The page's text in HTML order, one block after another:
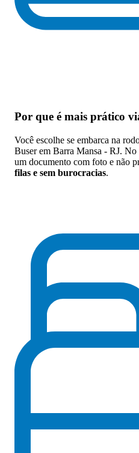
Por que é mais prático
Você escolhe se embarca na
Buser em Barra Mansa - RJ.
um documento com foto e não
filas e sem burocracias.